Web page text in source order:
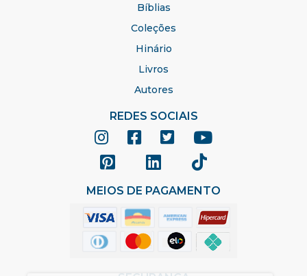
Bíblias
Coleções
Hinário
Livros
Autores
REDES SOCIAIS
MEIOS DE PAGAMENTO